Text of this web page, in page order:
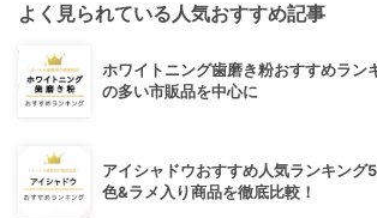
よく見られている人気おすすめ記事
ホワイトニング歯磨き粉おすすめラン
の多い市販品を中心に
アイシャドウおすすめ人気ランキング
色&ラメ入り商品を徹底比較！